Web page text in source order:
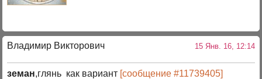
Владимир Викторович 15 Янв. 16, 12:14
земан,глянь как вариант [сообщение #11739405]